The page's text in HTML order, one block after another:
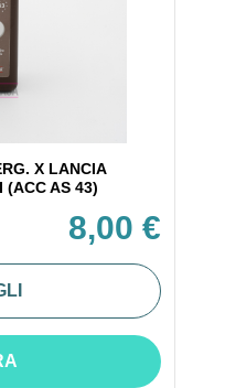
X LANCIA
(ACC AS 43)
8,00 €